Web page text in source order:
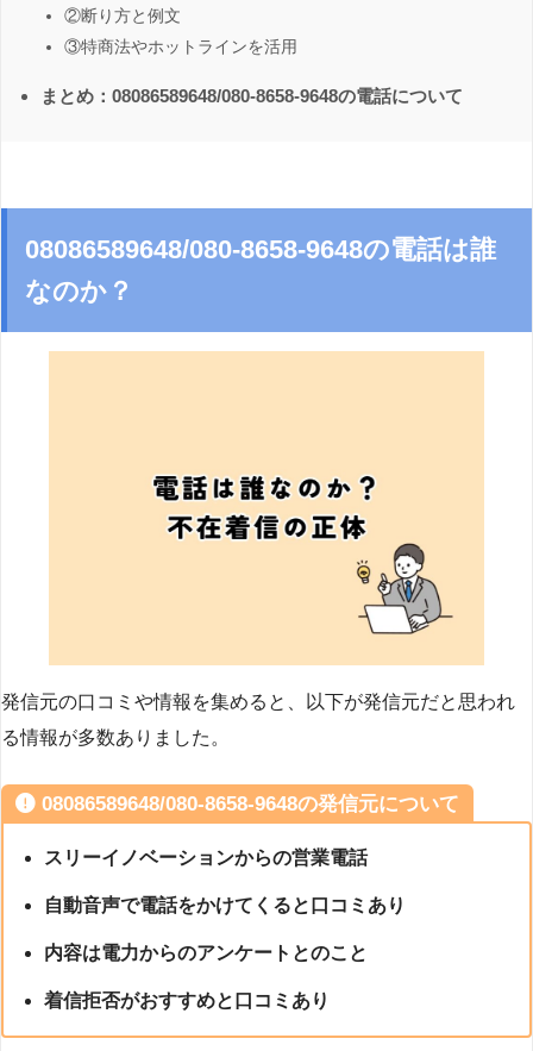
②断り方と例文
③特商法やホットラインを活用
まとめ：08086589648/080-8658-9648の電話について
08086589648/080-8658-9648の電話は誰
なのか？
発信元の口コミや情報を集めると、以下が発信元だと思われ
る情報が多数ありました。
08086589648/080-8658-9648の発信元について
スリーイノベーションからの営業電話
自動音声で電話をかけてくると口コミあり
内容は電力からのアンケートとのこと
着信拒否がおすすめと口コミあり